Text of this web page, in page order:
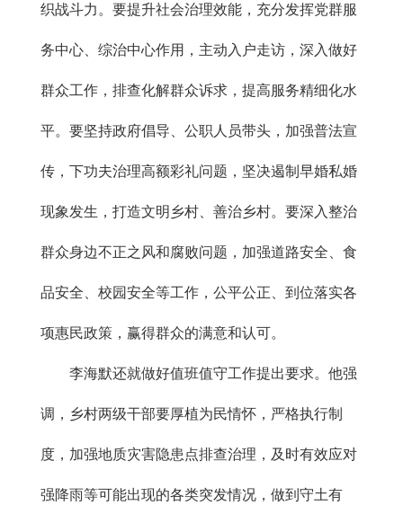
织战斗力。要提升社会治理效能，充分发挥党群服
务中心、综治中心作用，主动入户走访，深入做好
群众工作，排查化解群众诉求，提高服务精细化水
平。要坚持政府倡导、公职人员带头，加强普法宣
传，下功夫治理高额彩礼问题，坚决遏制早婚私婚
现象发生，打造文明乡村、善治乡村。要深入整治
群众身边不正之风和腐败问题，加强道路安全、食
品安全、校园安全等工作，公平公正、到位落实各
项惠民政策，赢得群众的满意和认可。
李海默还就做好值班值守工作提出要求。他强
调，乡村两级干部要厚植为民情怀，严格执行制
度，加强地质灾害隐患点排查治理，及时有效应对
强降雨等可能出现的各类突发情况，做到守土有